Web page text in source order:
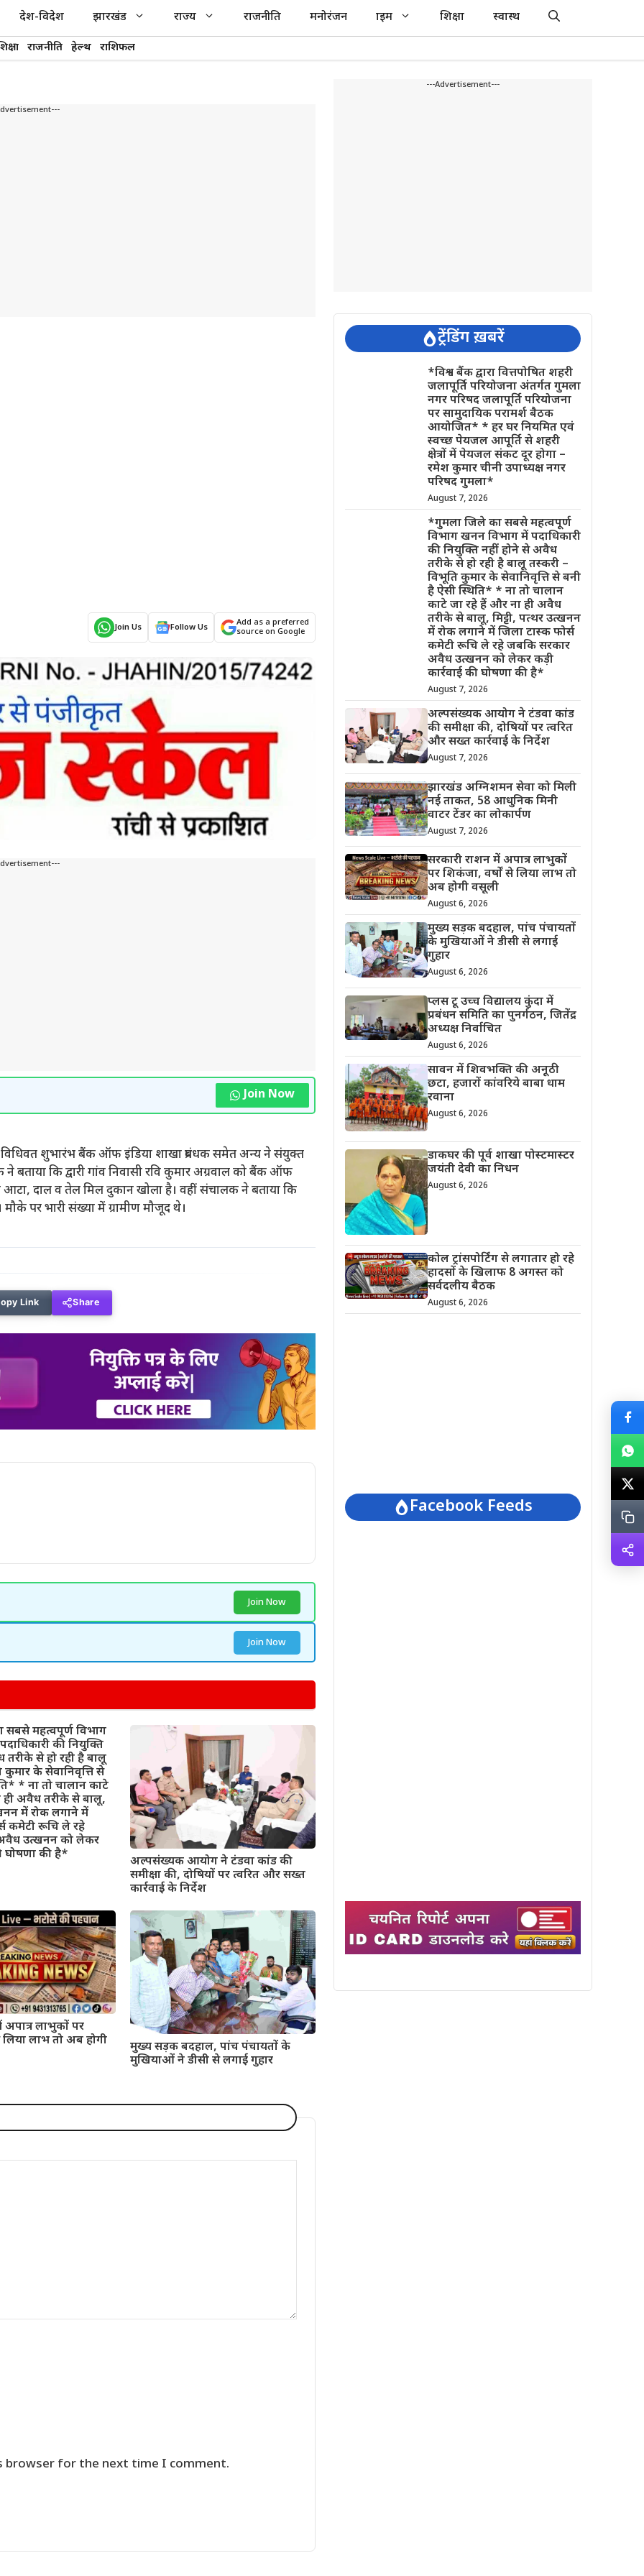
देश-विदेश झारखंड राज्य राजनीति मनोरंजन क्राइम शिक्षा स्वास्थ
राजनीति हेल्थ राशिफल
Join Us Follow Us
Add as a preferred
source on Google
Join Now
का विधिवत शुभारंभ बैंक ऑफ इंडिया शाखा प्रबंधक समेत अन्य ने संयुक्त
बताया कि द्वारी गांव निवासी रवि कुमार अग्रवाल को बैंक ऑफ
आटा, दाल व तेल मिल दुकान खोला है। वहीं संचालक ने बताया कि
पर भारी संख्या में ग्रामीण मौजूद थे।
Link Share
Join Now
Join Now
महत्वपूर्ण विभाग
की नियुक्ति
से हो रही है बालू
कुमार के सेवानिवृत्ति से
* ना तो चालान काटे
ही अवैध तरीके से बालू,
में रोक लगाने में
कमेटी रूचि ले रहे
उत्खनन को लेकर
घोषणा की है*
अल्पसंख्यक आयोग ने टंडवा कांड की
समीक्षा की, दोषियों पर त्वरित और सख्त
कार्रवाई के निर्देश
अपात्र लाभुकों पर
लाभ तो अब होगी
मुख्य सड़क बदहाल, पांच पंचायतों के
मुखियाओं ने डीसी से लगाई गुहार
browser for the next time I comment.
---Advertisement---
ट्रेंडिंग ख़बरें
*विश्व बैंक द्वारा वित्तपोषित शहरी
जलापूर्ति परियोजना अंतर्गत गुमला
नगर परिषद जलापूर्ति परियोजना
पर सामुदायिक परामर्श बैठक
आयोजित* * हर घर नियमित एवं
स्वच्छ पेयजल आपूर्ति से शहरी
क्षेत्रों में पेयजल संकट दूर होगा –
रमेश कुमार चीनी उपाध्यक्ष नगर
परिषद गुमला*
August 7, 2026
*गुमला जिले का सबसे महत्वपूर्ण
विभाग खनन विभाग में पदाधिकारी
की नियुक्ति नहीं होने से अवैध
तरीके से हो रही है बालू तस्करी –
विभूति कुमार के सेवानिवृत्ति से बनी
है ऐसी स्थिति* * ना तो चालान
काटे जा रहे हैं और ना ही अवैध
तरीके से बालू, मिट्टी, पत्थर उत्खनन
में रोक लगाने में जिला टास्क फोर्स
कमेटी रूचि ले रहे जबकि सरकार
अवैध उत्खनन को लेकर कड़ी
कार्रवाई की घोषणा की है*
August 7, 2026
अल्पसंख्यक आयोग ने टंडवा कांड
की समीक्षा की, दोषियों पर त्वरित
और सख्त कार्रवाई के निर्देश
August 7, 2026
झारखंड अग्निशमन सेवा को मिली
नई ताकत, 58 आधुनिक मिनी
वाटर टेंडर का लोकार्पण
August 7, 2026
सरकारी राशन में अपात्र लाभुकों
पर शिकंजा, वर्षों से लिया लाभ तो
अब होगी वसूली
August 6, 2026
मुख्य सड़क बदहाल, पांच पंचायतों
के मुखियाओं ने डीसी से लगाई
गुहार
August 6, 2026
प्लस टू उच्च विद्यालय कुंदा में
प्रबंधन समिति का पुनर्गठन, जितेंद्र
अध्यक्ष निर्वाचित
August 6, 2026
सावन में शिवभक्ति की अनूठी
छटा, हजारों कांवरिये बाबा धाम
रवाना
August 6, 2026
डाकघर की पूर्व शाखा पोस्टमास्टर
जयंती देवी का निधन
August 6, 2026
कोल ट्रांसपोर्टिंग से लगातार हो रहे
हादसों के खिलाफ 8 अगस्त को
सर्वदलीय बैठक
August 6, 2026
Facebook Feeds